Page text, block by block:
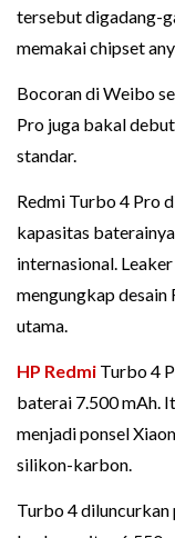
tersebut digadang-
memakai chipset
Bocoran di Weibo
Pro juga bakal
standar.
Redmi Turbo 4 Pro
kapasitas
internasional.
mengungkap desain
utama.
HP Redmi Turbo 4
baterai 7.500 mAh.
menjadi ponsel
silikon-karbon.
Turbo 4 diluncurkan